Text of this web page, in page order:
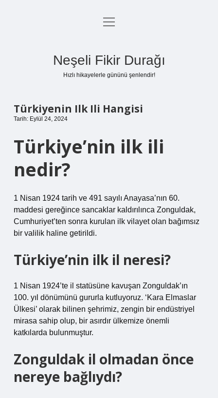
Anasayfa
menüyü
Neşeli Fikir Durağı
Hızlı hikayelerle gününü şenlendir!
Türkiyenin Ilk Ili Hangisi
Tarih: Eylül 24, 2024
Türkiye’nin ilk ili
nedir?
1 Nisan 1924 tarih ve 491 sayılı Anayasa’nın 60.
maddesi gereğince sancaklar kaldırılınca Zonguldak,
Cumhuriyet’ten sonra kurulan ilk vilayet olan bağımsız
bir valilik haline getirildi.
Türkiye’nin ilk il neresi?
1 Nisan 1924’te il statüsüne kavuşan Zonguldak’ın
100. yıl dönümünü gururla kutluyoruz. ‘Kara Elmaslar
Ülkesi’ olarak bilinen şehrimiz, zengin bir endüstriyel
mirasa sahip olup, bir asırdır ülkemize önemli
katkılarda bulunmuştur.
Zonguldak il olmadan önce
nereye bağlıydı?